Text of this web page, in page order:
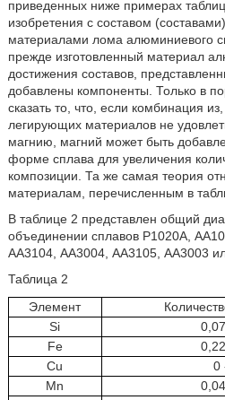
приведенных ниже примерах
изобретения с составом
материалами лома алюминиевого
прежде изготовленный материал
достижения составов,
добавлены компоненты. Только в
сказать то, что, если комбинация
легирующих материалов не
магнию, магний может быть
форме сплава для увеличения
композиции. Та же самая теория
материалам, перечисленным в
В таблице 2 представлен общий
объединении сплавов Р1020А,
АА3104, АА3004, АА3105, АА3003
Таблица 2
Элемент
Si
Fe
Cu
0
Mn